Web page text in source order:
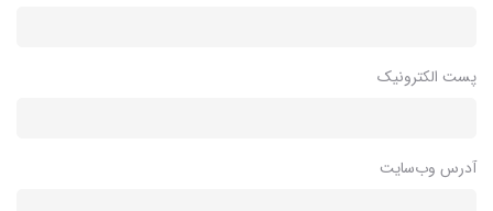
پست الکترونیک
آدرس وب‌سایت